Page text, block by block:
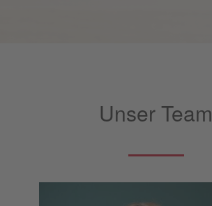
Unser Team